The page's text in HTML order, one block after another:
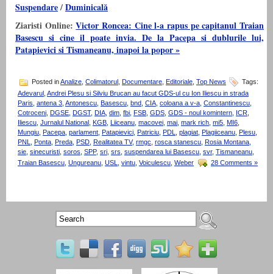
Suspendare/Duminicală
Ziaristi Online:Victor Roncea: Cine l-a rapus pe capitanul Traian
Basescu si cine il poate invia. De la Pacepa si dublurile lui,
Patapievici si Tismaneanu, inapoi la popor »
Posted inAnalize Colimatorul Documentare Editoriale Top News
Tags:
Adevarul Andrei Plesu si Silviu Brucan au facut GDS-ul cu Ion Iliescu in strada
Paris antena 3 Antonescu Basescu bnd CIA coloana a v-a Constantinescu
Cotroceni DGSE DGST, DIA dim fbi FSB GDS GDS - noul komintern ICR
Iliescu Jurnalul National KGB Liiceanu macovei mai mark rich mi5 MI6
Mungiu Pacepa parlament Patapievici Patriciu PDL plagiat Plagiiceanu Plesu
PNL
Ponta Preda PSD Realitatea TV, rmgc rosca stanescu Rosia Montana
sie sinecuristi soros SPP, sri srs suspendarea lui Basescu svr, Tismaneanu
Traian Basescu Ungureanu USL vintu Voiculescu Weber 28 Comments »